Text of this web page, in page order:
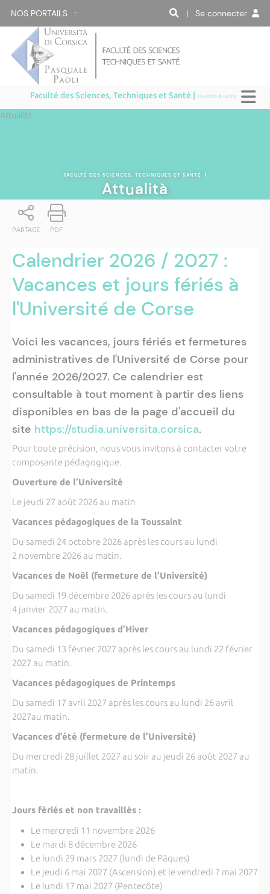
NOS PORTAILS : | Se connecter
Faculté des Sciences, Techniques et Santé |Università di Corsica
Attualità
FACULTÉ DES SCIENCES, TECHNIQUES ET SANTÉ |
Attualità
PARTAGE PDF
Calendrier 2026 / 2027 :
Vacances et jours fériés à
l'Université de Corse
Voici les vacances, jours fériés et fermetures
administratives de l'Université de Corse pour
l'année 2026/2027. Ce calendrier est
consultable à tout moment à partir des liens
disponibles en bas de la page d'accueil du
site https://studia.universita.corsica.
Pour toute précision, nous vous invitons à contacter votre
composante pédagogique.
Ouverture de l’Université
Le jeudi 27 août 2026 au matin
Vacances pédagogiques de la Toussaint
Du samedi 24 octobre 2026 après les cours au lundi
2 novembre 2026 au matin.
Vacances de Noël (fermeture de l’Université)
Du samedi 19 décembre 2026 après les cours au lundi
4 janvier 2027 au matin.
Vacances pédagogiques d’Hiver
Du samedi 13 février 2027 après les cours au lundi 22 février
2027 au matin.
Vacances pédagogiques de Printemps
Du samedi 17 avril 2027 après les cours au lundi 26 avril
2027au matin.
Vacances d’été (fermeture de l’Université)
Du mercredi 28 juillet 2027 au soir au jeudi 26 août 2027 au
matin.
Jours fériés et non travaillés :
Le mercredi 11 novembre 2026
Le mardi 8 décembre 2026
Le lundi 29 mars 2027 (lundi de Pâques)
Le jeudi 6 mai 2027 (Ascension) et le vendredi 7 mai 2027
Le lundi 17 mai 2027 (Pentecôte)